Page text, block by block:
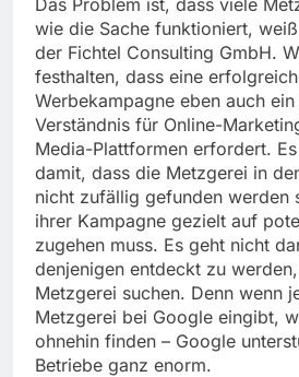
wie die Sache funktioniert,
der Fichtel Consulting GmbH.
festhalten, dass eine
Werbekampagne eben auch
Verständnis für Online-
Media-Plattformen erfordert.
damit, dass die Metzgerei in
nicht zufällig gefunden werden
ihrer Kampagne gezielt auf
zugehen muss. Es geht nicht
denjenigen entdeckt zu
Metzgerei suchen. Denn wenn
Metzgerei bei Google eingibt,
ohnehin finden – Google
Betriebe ganz enorm.